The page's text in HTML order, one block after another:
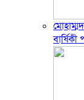
বা‌র্ষিকী